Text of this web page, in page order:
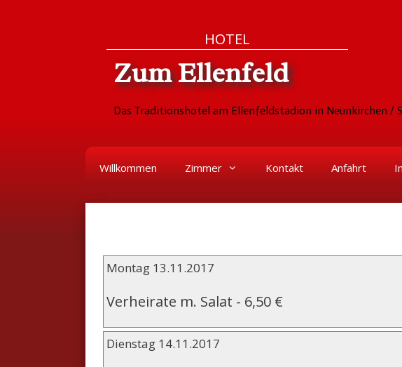
HOTEL
Zum Ellenfeld
Das Traditionshotel am Ellenfeldstadion in Neunkirchen /
Willkommen Zimmer Kontakt Anfahrt
Montag 13.11.2017
Verheirate m. Salat - 6,50 €
Dienstag 14.11.2017